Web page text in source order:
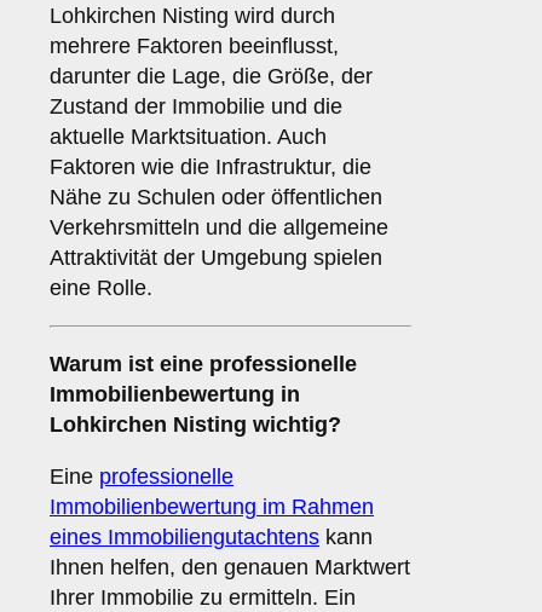
Lohkirchen Nisting wird durch
mehrere Faktoren beeinflusst,
darunter die Lage, die Größe, der
Zustand der Immobilie und die
aktuelle Marktsituation. Auch
Faktoren wie die Infrastruktur, die
Nähe zu Schulen oder öffentlichen
Verkehrsmitteln und die allgemeine
Attraktivität der Umgebung spielen
eine Rolle.
Warum ist eine professionelle
Immobilienbewertung in
Lohkirchen Nisting wichtig?
Eine professionelle
Immobilienbewertung im Rahmen
eines Immobiliengutachtens kann
Ihnen helfen, den genauen Marktwert
Ihrer Immobilie zu ermitteln. Ein